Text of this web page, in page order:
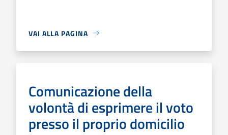
VAI ALLA PAGINA
Comunicazione della
volontà di esprimere il voto
presso il proprio domicilio